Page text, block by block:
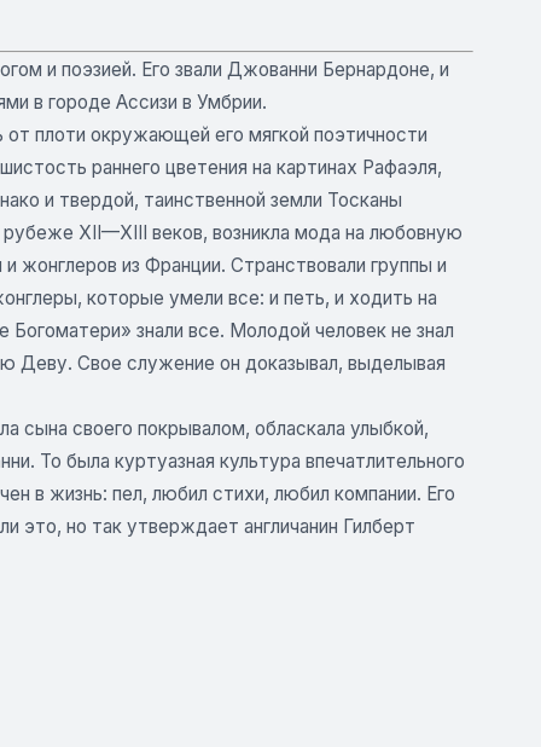
и поэзией. Его звали Джованни Бернардоне, и
в городе Ассизи в Умбрии.
плоти окружающей его мягкой поэтичности
раннего цветения на картинах Рафаэля,
и твердой, таинственной земли Тосканы
XII—XIII веков, возникла мода на любовную
жонглеров из Франции. Странствовали группы и
которые умели все: и петь, и ходить на
знали все. Молодой человек не знал
Деву. Свое служение он доказывал, выделывая
сына своего покрывалом, обласкала улыбкой,
То была куртуазная культура впечатлительного
в жизнь: пел, любил стихи, любил компании. Его
это, но так утверждает англичанин Гилберт